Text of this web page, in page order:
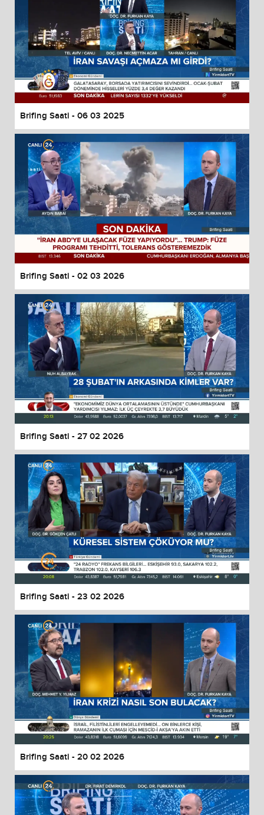
Brifing Saati - 06 03 2025
Brifing Saati - 02 03 2026
Brifing Saati - 27 02 2026
Brifing Saati - 23 02 2026
Brifing Saati - 20 02 2026